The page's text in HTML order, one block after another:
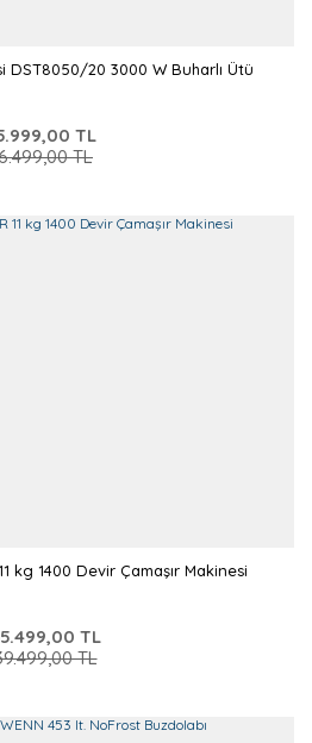
DST8050/20 3000 W Buharlı Ütü
TL
TL
kg 1400 Devir Çamaşır Makinesi
TL
TL